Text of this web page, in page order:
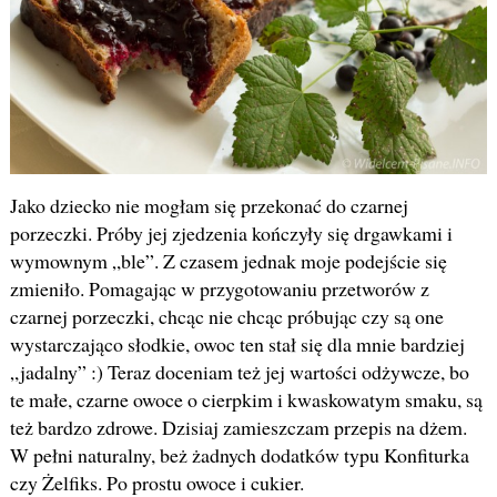
Jako dziecko nie mogłam się przekonać do czarnej
porzeczki. Próby jej zjedzenia kończyły się drgawkami i
wymownym „ble”. Z czasem jednak moje podejście się
zmieniło. Pomagając w przygotowaniu przetworów z
czarnej porzeczki, chcąc nie chcąc próbując czy są one
wystarczająco słodkie, owoc ten stał się dla mnie bardziej
„jadalny” :) Teraz doceniam też jej wartości odżywcze, bo
te małe, czarne owoce o cierpkim i kwaskowatym smaku, są
też bardzo zdrowe. Dzisiaj zamieszczam przepis na dżem.
W pełni naturalny, beż żadnych dodatków typu Konfiturka
czy Żelfiks. Po prostu owoce i cukier.